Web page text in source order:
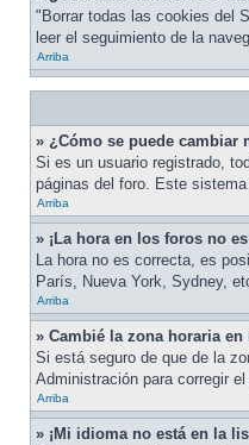
"Borrar todas las cookies del
leer el seguimiento de la
Arriba
» ¿Cómo se puede cambiar
Si es un usuario registrado,
páginas del foro. Este
Arriba
» ¡La hora en los foros no
La hora no es correcta, es
París, Nueva York, Sydney,
Arriba
» Cambié la zona horaria
Si está seguro de que de la
Administración para corregir el
Arriba
» ¡Mi idioma no está en la